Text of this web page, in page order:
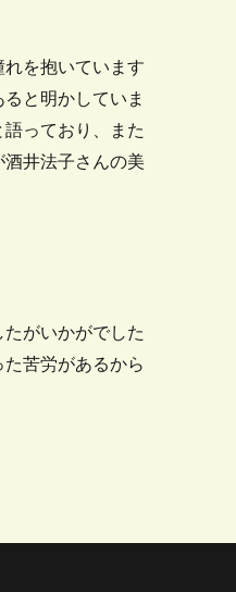
を抱いています
と明かしていま
っており、また
井法子さんの美
がいかがでした
苦労があるから